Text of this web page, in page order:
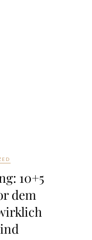
10+5
dem